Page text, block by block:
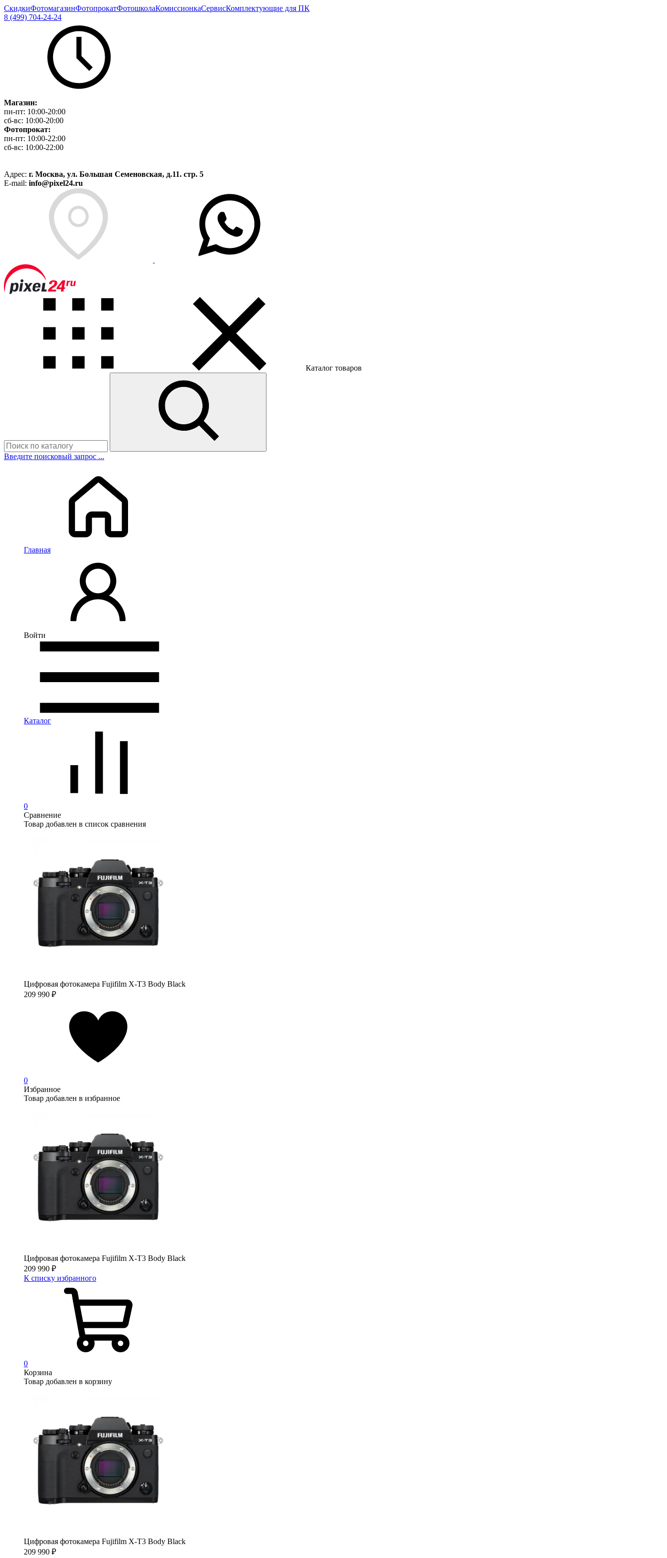
СкидкиФотомагазинФотопрокатФотошколаКомиссионкаСервисКомплектующие для ПК
8 (499) 704-24-24
Магазин:
пн-пт: 10:00-20:00
сб-вс: 10:00-20:00
Фотопрокат:
пн-пт: 10:00-22:00
сб-вс: 10:00-22:00
Адрес: г. Москва, ул. Большая Семеновская, д.11. стр. 5
E-mail: info@pixel24.ru
Каталог товаров
Введите поисковый запрос ...
Главная
Войти
Каталог
0
Сравнение
Товар добавлен в список сравнения
Цифровая фотокамера Fujifilm X-T3 Body Black
209 990 ₽
0
Избранное
Товар добавлен в избранное
Цифровая фотокамера Fujifilm X-T3 Body Black
209 990 ₽
К списку избранного
0
Корзина
Товар добавлен в корзину
Цифровая фотокамера Fujifilm X-T3 Body Black
209 990 ₽